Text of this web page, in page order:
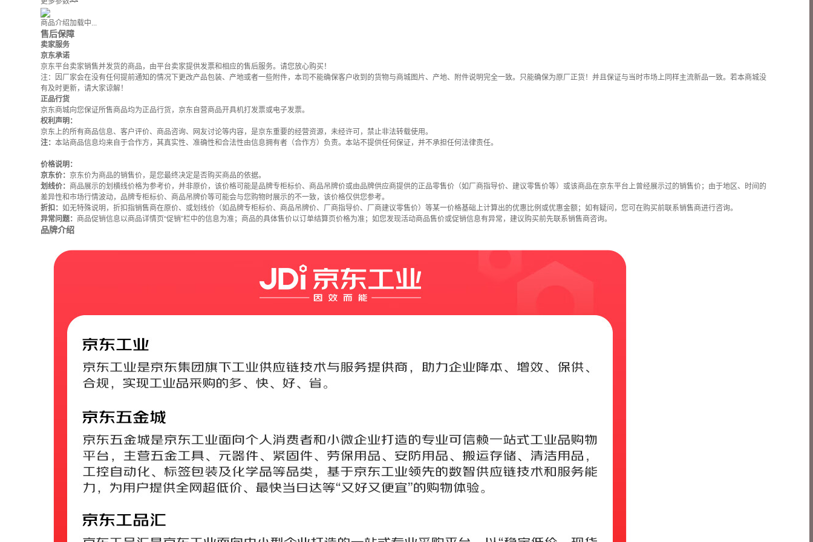
商品介绍加载中...
售后保障
卖家服务
京东承诺
京东平台卖家销售并发货的商品，由平台卖家提供发票和相应的售后服务。请您放心购买！
注：因厂家会在没有任何提前通知的情况下更改产品包装、产地或者一些附件，本司不能确保客户收到的货物与商城图片、产地、附件说明完全一致。只能确保为原厂正货！并且保证与当时市场上同样主流新品一致。若本商城没
有及时更新，请大家谅解！
正品行货
京东商城向您保证所售商品均为正品行货，京东自营商品开具机打发票或电子发票。
权利声明：
京东上的所有商品信息、客户评价、商品咨询、网友讨论等内容，是京东重要的经营资源，未经许可，禁止非法转载使用。
注： 本站商品信息均来自于合作方，其真实性、准确性和合法性由信息拥有者（合作方）负责。本站不提供任何保证，并不承担任何法律责任。
价格说明：
京东价： 京东价为商品的销售价，是您最终决定是否购买商品的依据。
划线价： 商品展示的划横线价格为参考价，并非原价，该价格可能是品牌专柜标价、商品吊牌价或由品牌供应商提供的正品零售价（如厂商指导价、建议零售价等）或该商品在京东平台上曾经展示过的销售价；由于地区、时间的
差异性和市场行情波动，品牌专柜标价、商品吊牌价等可能会与您购物时展示的不一致，该价格仅供您参考。
折扣： 如无特殊说明，折扣指销售商在原价、或划线价（如品牌专柜标价、商品吊牌价、厂商指导价、厂商建议零售价）等某一价格基础上计算出的优惠比例或优惠金额；如有疑问，您可在购买前联系销售商进行咨询。
异常问题： 商品促销信息以商品详情页“促销”栏中的信息为准；商品的具体售价以订单结算页价格为准；如您发现活动商品售价或促销信息有异常，建议购买前先联系销售商咨询。
品牌介绍